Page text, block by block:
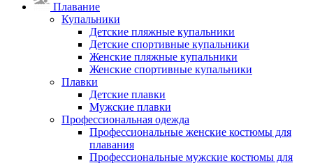
Плавание
Купальники
Детские пляжные купальники
Детские спортивные купальники
Женские пляжные купальники
Женские спортивные купальники
Плавки
Детские плавки
Мужские плавки
Профессиональная одежда
Профессиональные женские костюмы для
плавания
Профессиональные мужские костюмы для